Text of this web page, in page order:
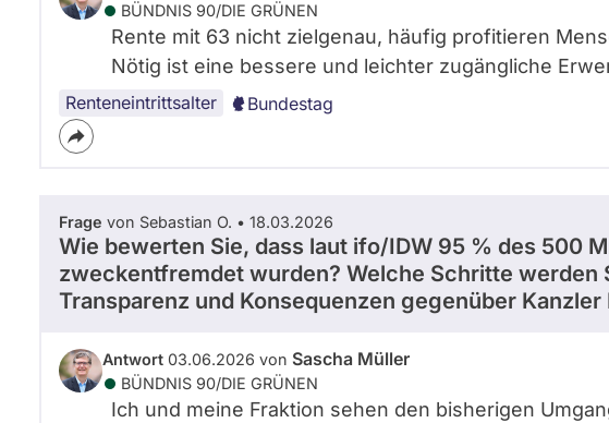
BÜNDNIS 90/­DIE GRÜNEN
Rente mit 63 nicht zielgenau, häufig profitieren
Nötig ist eine bessere und leichter zugängliche
Renteneintrittsalter Bundestag
Frage von Sebastian O. • 18.03.2026
Wie bewerten Sie, dass laut ifo/IDW 95 % des 500
zweckentfremdet wurden? Welche Schritte werden
Transparenz und Konsequenzen gegenüber Kanzler
Antwort 03.06.2026 von Sascha Müller
BÜNDNIS 90/­DIE GRÜNEN
Ich und meine Fraktion sehen den bisherigen